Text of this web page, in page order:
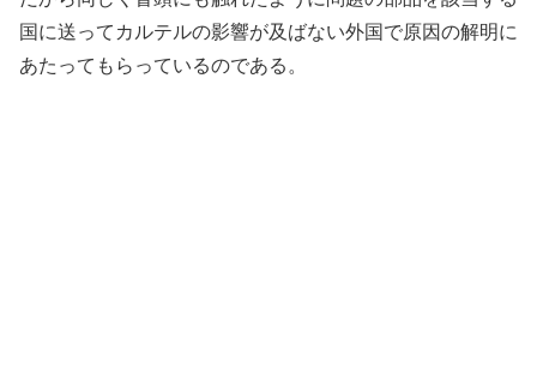
国に送ってカルテルの影響が及ばない外国で原因の解明に
あたってもらっているのである。